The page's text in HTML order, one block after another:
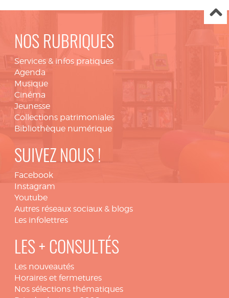
NOS RUBRIQUES
Services & infos pratiques
Agenda
Musique
Cinéma
Jeunesse
Collections patrimoniales
Bibliothèque numérique
SUIVEZ NOUS !
Facebook
Instagram
Youtube
Autres réseaux sociaux & blogs
Les infolettres
LES + CONSULTÉS
Les nouveautés
Horaires et fermetures
Nos sélections thématiques